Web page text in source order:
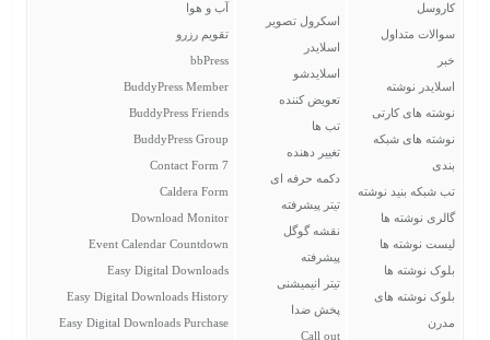
کاروسل
سوالات متداول
خبر
اسلایدر نوشته
نوشته های کارتی
نوشته های شبکه
بندی
تب شبکه بنید نوشته
گالری نوشته ها
لیست نوشته ها
بلوک نوشته ها
بلوک نوشته های
مدرن
اسکرول تصویر
اسلایدر
اسلایدشو
تعویض کننده
تب ها
تغییر دهنده
دکمه حرفه ای
تیتر پیشرفته
نقشه گوگل
پیشرفته
تیتر انیمیشنی
پخش ضدا
Call out
آب و هوا
تقویم رزرو
bbPress
BuddyPress Member
BuddyPress Friends
BuddyPress Group
Contact Form 7
Caldera Form
Download Monitor
Event Calendar Countdown
Easy Digital Downloads
Easy Digital Downloads History
Easy Digital Downloads Purchase